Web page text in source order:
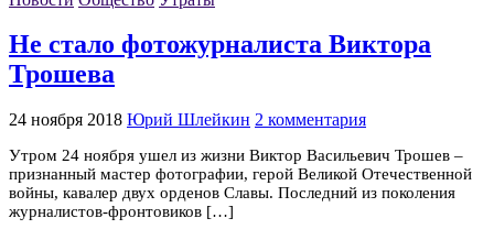
Не стало фотожурналиста Виктора
Трошева
24 ноября 2018 Юрий Шлейкин 2 комментария
Утром 24 ноября ушел из жизни Виктор Васильевич Трошев –
признанный мастер фотографии, герой Великой Отечественной
войны, кавалер двух орденов Славы. Последний из поколения
журналистов-фронтовиков […]